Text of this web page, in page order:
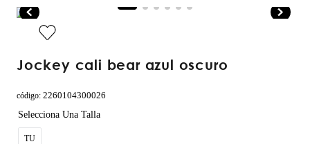
jockey cali bear azul oscuro
código: 2260104300026
TU